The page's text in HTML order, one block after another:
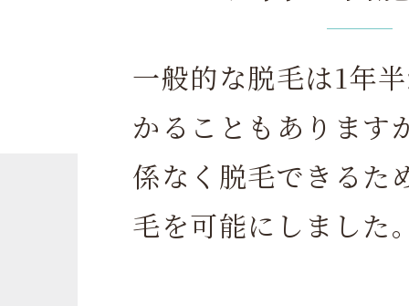
一般的な脱毛は1年
かることもあります
係なく脱毛できるた
毛を可能にしました